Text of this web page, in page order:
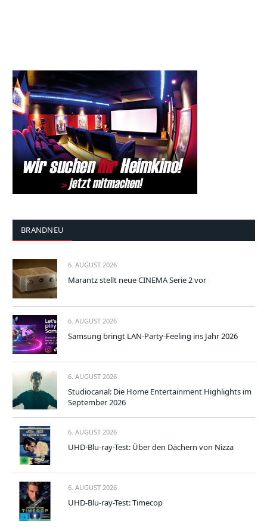
BRANDNEU
6. AUGUST 2026
Marantz stellt neue CINEMA Serie 2 vor
6. AUGUST 2026
Samsung bringt LAN-Party-Feeling ins Jahr 2026
6. AUGUST 2026
Studiocanal: Die Home Entertainment Highlights im
September 2026
6. AUGUST 2026
UHD-Blu-ray-Test: Über den Dächern von Nizza
6. AUGUST 2026
UHD-Blu-ray-Test: Timecop